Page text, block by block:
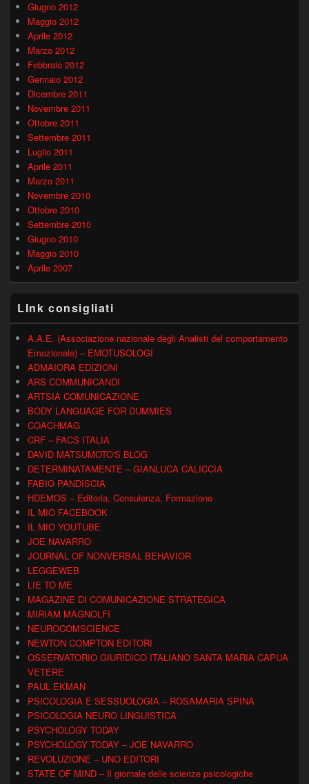
Giugno 2012
Maggio 2012
Aprile 2012
Marzo 2012
Febbraio 2012
Gennaio 2012
Dicembre 2011
Novembre 2011
Ottobre 2011
Settembre 2011
Luglio 2011
Aprile 2011
Marzo 2011
Novembre 2010
Ottobre 2010
Settembre 2010
Giugno 2010
Maggio 2010
Aprile 2007
LInk consigliati
A.A.E. (Associazione nazionale degli Analisti del comportamento
Emozionale) – EMOTUSOLOGI
ADMAIORA EDIZIONI
ARS COMMUNICANDI
ARTSIA COMUNICAZIONE
BODY LANGUAGE FOR DUMMIES
COACHMAG
CRF – FACS ITALIA
DAVID MATSUMOTO'S BLOG
DETERMINATAMENTE – GIANLUCA CALICCIA
FABIO PANDISCIA
HDEMOS – Editoria, Consulenza, Formazione
IL MIO FACEBOOK
IL MIO YOUTUBE
JOE NAVARRO
JOURNAL OF NONVERBAL BEHAVIOR
LEGGEWEB
LIE TO ME
MAGAZINE DI COMUNICAZIONE STRATEGICA
MIRIAM MAGNOLFI
NEUROCOMSCIENCE
NEWTON COMPTON EDITORI
OSSERVATORIO GIURIDICO ITALIANO SANTA MARIA CAPUA
VETERE
PAUL EKMAN
PSICOLOGIA E SESSUOLOGIA – ROSAMARIA SPINA
PSICOLOGIA NEURO LINGUISTICA
PSYCHOLOGY TODAY
PSYCHOLOGY TODAY – JOE NAVARRO
REVOLUZIONE – UNO EDITORI
STATE OF MIND – Il giornale delle scienze psicologiche